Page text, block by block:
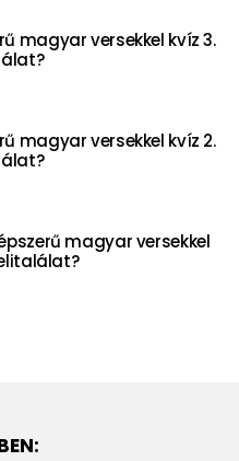
magyar versekkel kvíz 3.
magyar versekkel kvíz 2.
magyar versekkel